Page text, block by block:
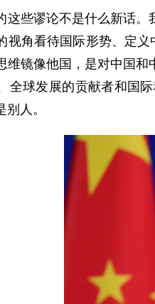
这些谬论不是什么新话
视角看待国际形势、定
维镜像他国，是对中国
全球发展的贡献者和国
人。